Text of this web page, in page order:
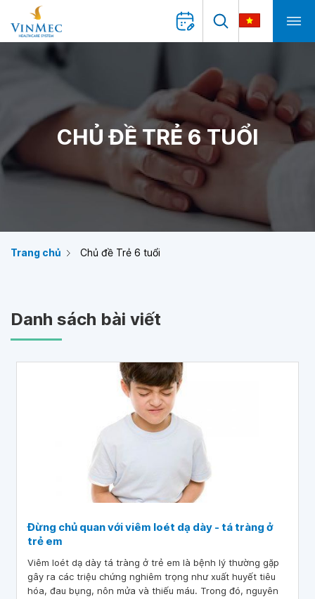
CHỦ ĐỀ TRẺ 6 TUỔI
Trang chủ Chủ đề Trẻ 6 tuổi
Danh sách bài viết
Đừng chủ quan với viêm loét dạ dày - tá tràng ở
trẻ em
Viêm loét dạ dày tá tràng ở trẻ em là bệnh lý thường gặp
gây ra các triệu chứng nghiêm trọng như xuất huyết tiêu
hóa, đau bụng, nôn mửa và thiếu máu. Trong đó, nguyên